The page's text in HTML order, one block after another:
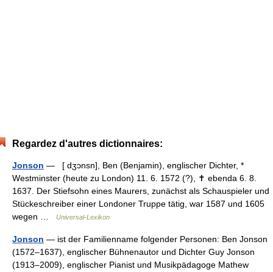
Regardez d'autres dictionnaires:
Jonson — [ dʒɔnsn], Ben (Benjamin), englischer Dichter, *
Westminster (heute zu London) 11. 6. 1572 (?), ✝ ebenda 6. 8.
1637. Der Stiefsohn eines Maurers, zunächst als Schauspieler und
Stückeschreiber einer Londoner Truppe tätig, war 1587 und 1605
wegen …
Universal-Lexikon
Jonson — ist der Familienname folgender Personen: Ben Jonson
(1572–1637), englischer Bühnenautor und Dichter Guy Jonson
(1913–2009), englischer Pianist und Musikpädagoge Mathew